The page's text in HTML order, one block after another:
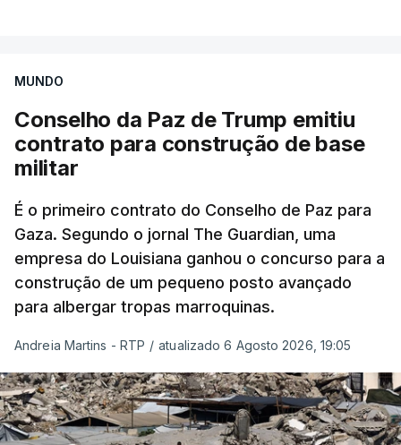
MUNDO
Conselho da Paz de Trump emitiu
contrato para construção de base
militar
É o primeiro contrato do Conselho de Paz para
Gaza. Segundo o jornal The Guardian, uma
empresa do Louisiana ganhou o concurso para a
construção de um pequeno posto avançado
para albergar tropas marroquinas.
Andreia Martins - RTP / atualizado 6 Agosto 2026, 19:05